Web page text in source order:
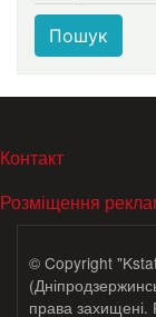
Пошук
МЕНЮ В ПОДВАЛЕ
Контакт
Розміщення
© Copyright
права захищені.